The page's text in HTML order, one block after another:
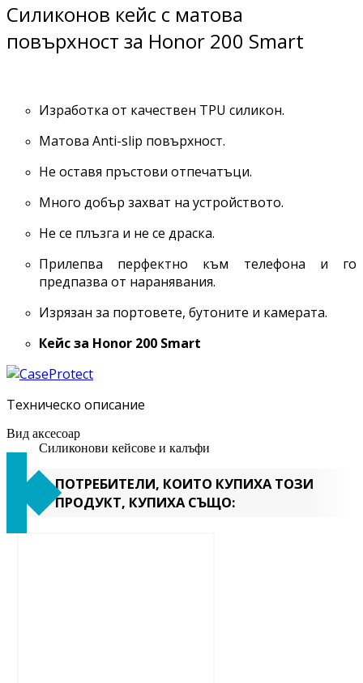
Силиконов кейс с матова
повърхност за Honor 200 Smart
Изработка от качествен TPU силикон.
Матова Anti-slip повърхност.
Не оставя пръстови отпечатъци.
Много добър захват на устройството.
Не се плъзга и не се драска.
Прилепва перфектно към телефона и го
предпазва от наранявания.
Изрязан за портовете, бутоните и камерата.
Кейс за Honor 200 Smart
Техническо описание
Вид аксесоар
Силиконови кейсове и калъфи
ПОТРЕБИТЕЛИ, КОИТО КУПИХА ТОЗИ
ПРОДУКТ, КУПИХА СЪЩО: